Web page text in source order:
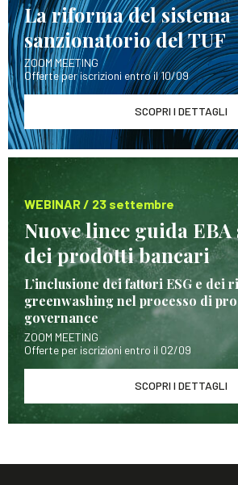
La riforma del sistema
sanzionatorio del TUF
ZOOM MEETING
Offerte per iscrizioni entro il 10/09
SCOPRI I DETTAGLI
WEBINAR / 23 settembre
Nuove linee guida EBA
dei prodotti bancari
L’inclusione dei fattori ESG e dei
greenwashing nel processo di
governance
ZOOM MEETING
Offerte per iscrizioni entro il 02/09
SCOPRI I DETTAGLI